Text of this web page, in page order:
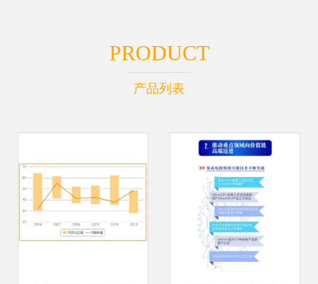
PRODUCT
产品列表